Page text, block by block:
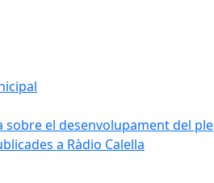
el desenvolupament del ple
a Ràdio Calella